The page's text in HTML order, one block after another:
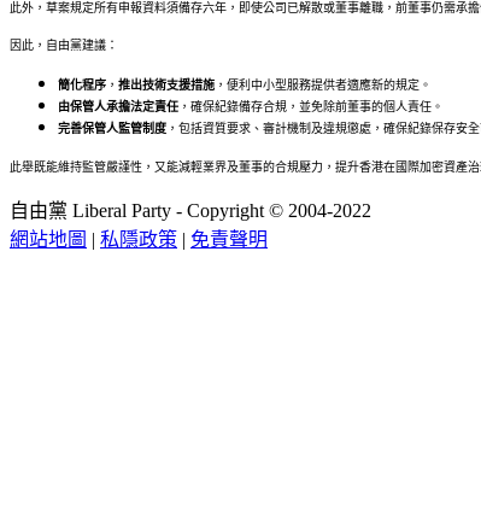
此外，草案規定所有申報資料須備存六年，即使公司已解散或董事離職，前董事仍需承
因此，自由黨建議：
簡化程序 ， 推出技術支援措施 ，便利中小型服務提供者適應新的規定。
由保管人承擔法定責任 ，確保紀錄備存合規，並免除前董事的個人責任。
完善保管人監管制度 ，包括資質要求、審計機制及違規懲處，確保紀錄保存安全
此舉既能維持監管嚴謹性，又能減輕業界及董事的合規壓力，提升香港在國際加密資產治
自由黨 Liberal Party - Copyright © 2004-2022
網站地圖 | 私隱政策 | 免責聲明